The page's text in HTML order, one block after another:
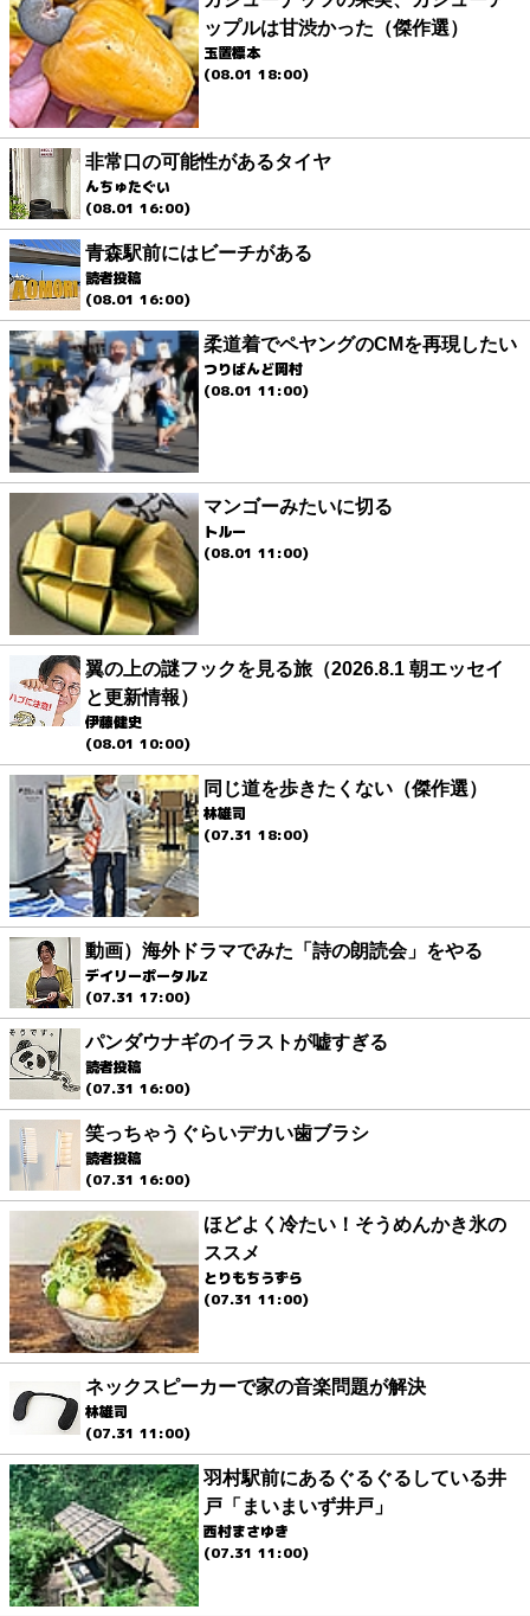
ップルは甘渋かった（傑作選）
玉置標本
(08.01 18:00)
非常口の可能性があるタイヤ
んちゅたぐい
(08.01 16:00)
青森駅前にはビーチがある
読者投稿
(08.01 16:00)
柔道着でペヤングのCMを再現したい
つりばんど岡村
(08.01 11:00)
マンゴーみたいに切る
トルー
(08.01 11:00)
翼の上の謎フックを見る旅（2026.8.1 朝エッセイ
と更新情報）
伊藤健史
(08.01 10:00)
同じ道を歩きたくない（傑作選）
林雄司
(07.31 18:00)
動画）海外ドラマでみた「詩の朗読会」をやる
デイリーポータルZ
(07.31 17:00)
パンダウナギのイラストが嘘すぎる
読者投稿
(07.31 16:00)
笑っちゃうぐらいデカい歯ブラシ
読者投稿
(07.31 16:00)
ほどよく冷たい！そうめんかき氷の
ススメ
とりもちうずら
(07.31 11:00)
ネックスピーカーで家の音楽問題が解決
林雄司
(07.31 11:00)
羽村駅前にあるぐるぐるしている井
戸「まいまいず井戸」
西村まさゆき
(07.31 11:00)